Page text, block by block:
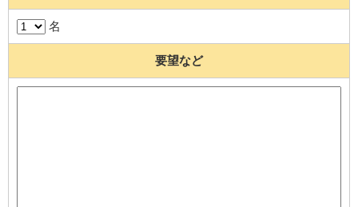
名
要望など